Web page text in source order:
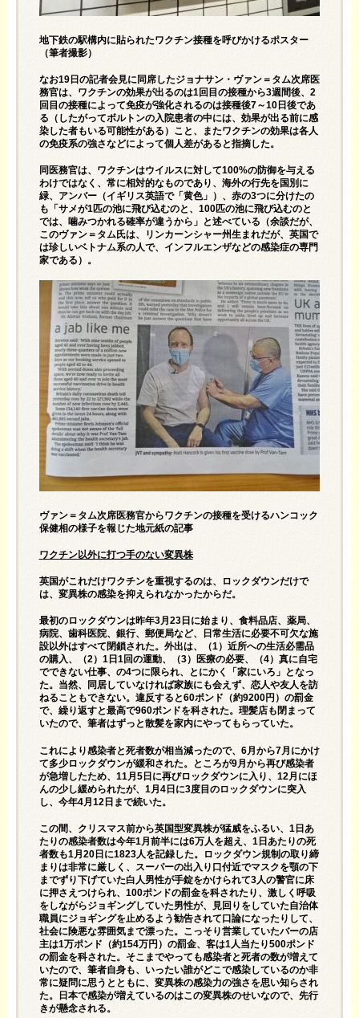
地下鉄の駅構内に貼られたワクチン接種を呼びかけるポスター
（筆者撮影）
なお19日の記者会見に同席したジョナサン・ヴァン＝タム次席医
務官は、ワクチンの効果が出るのは1回目の接種から3週間後、2
回目の接種によって免疫が強化されるのは接種後7～10日後であ
る（したがってボルトンの入院患者の中には、効果が出る前に感
染した者もいる可能性がある）こと、またワクチンの効果は各人
の免疫系の強さなどによって個人差があると指摘した。
同医務官は、ワクチンはウイルスに対して100%の防御を与える
わけではなく、常に相対的なものであり、海外の行先を国別に
緑、アンバー（イギリス英語で「黄色」）、赤の3つに分けたの
も「サメが1匹の池に飛び込むのと、100匹の池に飛び込むのと
では、噛みつかれる確率が違うから」と述べている（余談だが、
このヴァン＝タム氏は、リンカーンシャー州生まれだが、英国で
は珍しいベトナム系の人で、インフルエンザなどの感染症の専門
家である）。
ヴァン＝タム次席医務官からワクチンの接種を受けるハンコック
保健相の様子を報じた地元紙の記事
ワクチン以外に打つ手のない変異株
英国がこれだけワクチンを重視するのは、ロックダウンだけで
は、変異株の感染を抑えられなかったからだ。
最初のロックダウンは昨年3月23日に始まり、食料品店、薬局、
病院、歯科医院、銀行、郵便局など、日常生活に必要不可欠な施
設以外はすべて閉鎖された。外出は、（1）近所への生活必需品
の購入、（2）1日1回の運動、（3）医療の必要、（4）真に自宅
でできない仕事、の4つに限られ、とにかく「家にいろ」となっ
た。当然、同居していなければ家族にも会えず、恋人や友人を訪
ねることもできない。違反すると60ポンド（約9200円）の罰金
で、繰り返すと最高で960ポンドを科された。理髪店も閉まって
いたので、筆者はずっと散髪を家内にやってもらっていた。
これにより感染者と死者数が相当減ったので、6月から7月にかけ
て多少ロックダウンが緩和された。ところが9月から再び感染者
が急増したため、11月5日に再びロックダウンに入り、12月にほ
んの少し緩められたが、1月4日に3度目のロックダウンに突入
し、今年4月12日まで続いた。
この間、クリスマス前から英国型変異株が猛威をふるい、1日あ
たりの感染者数は今年1月前半には6万人を超え、1日あたりの死
者数も1月20日に1823人を記録した。ロックダウン規制の取り締
まりは非常に厳しく、スーパーの出入り口付近でマスクを顎の下
までずり下げていた白人男性が手錠をかけられて3人の警官に床
に押さえつけられ、100ポンドの罰金を科されたり、激しく呼吸
をしながらジョギングしていた男性が、見回りをしていた自治体
職員にジョギングを止めるよう勧告されて口論になったりして、
社会に険悪な雰囲気まで漂った。こっそり営業していたバーの店
主は1万ポンド（約154万円）の罰金、客は1人当たり500ポンド
の罰金を科された。そこまでやっても感染者と死者の数が増えて
いたので、筆者自身も、いったい誰がどこで感染しているのか非
常に疑問に思うとともに、変異株の感染力の強さを思い知らされ
た。日本で感染が増えているのはこの変異株のせいなので、先行
きが懸念される。